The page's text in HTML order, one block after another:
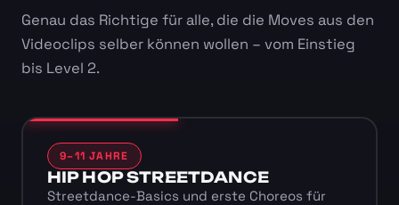
Genau das Richtige für alle, die die Moves aus den
Videoclips selber können wollen – vom Einstieg
bis Level 2.
9–11 JAHRE
HIP HOP STREETDANCE
Streetdance-Basics und erste Choreos für